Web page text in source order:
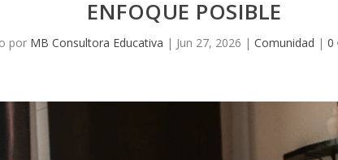
ENFOQUE POSIBLE
por MB Consultora Educativa | Jun 27, 2026 |Comunidad |0